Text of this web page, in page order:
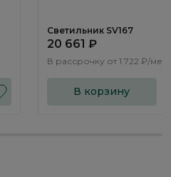
Светильник SV167
20 661 ₽
В рассрочку от 1 722 ₽/
В корзину